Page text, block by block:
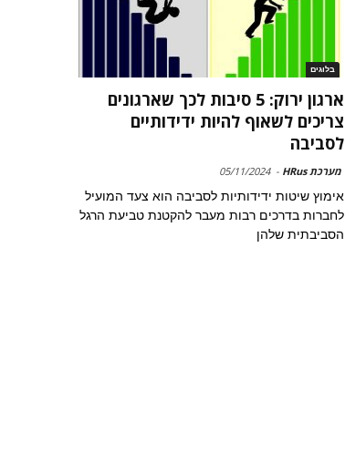
בלוגים
ארגון ירוק: 5 סיבות לכך שארגונים
צריכים לשאוף להיות ידידותיים
לסביבה
מערכת HRus -
05/11/2024
אימוץ שיטות ידידותיות לסביבה הוא צעד המועיל
לחברות בדרכים רבות מעבר להקטנת טביעת הרגל
הסביבתית שלהן